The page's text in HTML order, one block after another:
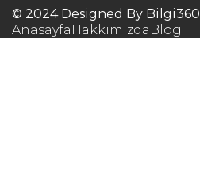
© 2024 Designed By Bilgi360
Anasayfa Hakkımızda Blog